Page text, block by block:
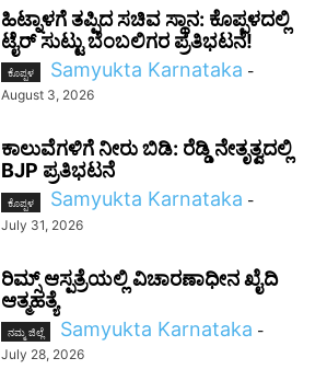
ಹಿಟ್ನಾಳಗೆ ತಪ್ಪಿದ ಸಚಿವ ಸ್ಥಾನ: ಕೊಪ್ಪಳದಲ್ಲಿ
ಟೈರ್ ಸುಟ್ಟು ಬೆಂಬಲಿಗರ ಪ್ರತಿಭಟನೆ!
ಕೊಪ್ಪಳ Samyukta Karnataka -
August 3, 2026
ಕಾಲುವೆಗಳಿಗೆ ನೀರು ಬಿಡಿ: ರೆಡ್ಡಿ ನೇತೃತ್ವದಲ್ಲಿ
BJP ಪ್ರತಿಭಟನೆ
ಕೊಪ್ಪಳ Samyukta Karnataka -
July 31, 2026
ರಿಮ್ಸ್ ಆಸ್ಪತ್ರೆಯಲ್ಲಿ ವಿಚಾರಣಾಧೀನ ಖೈದಿ
ಆತ್ಮಹತ್ಯೆ
ನಮ್ಮ ಜಿಲ್ಲೆ Samyukta Karnataka -
July 28, 2026